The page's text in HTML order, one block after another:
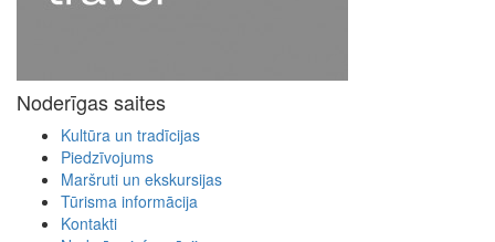
Noderīgas saites
Kultūra un tradīcijas
Piedzīvojums
Maršruti un ekskursijas
Tūrisma informācija
Kontakti